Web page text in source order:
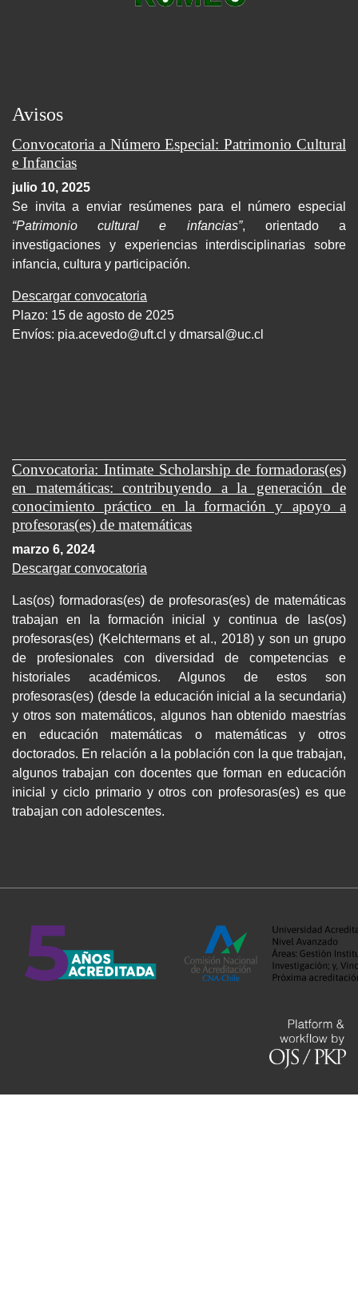
Avisos
Convocatoria a Número Especial: Patrimonio Cultural
e Infancias
julio 10, 2025
Se invita a enviar resúmenes para el número especial
“Patrimonio cultural e infancias”, orientado a
investigaciones y experiencias interdisciplinarias sobre
infancia, cultura y participación.
Descargar convocatoria
Plazo: 15 de agosto de 2025
Envíos: pia.acevedo@uft.cl y dmarsal@uc.cl
Convocatoria: Intimate Scholarship de formadoras(es)
en matemáticas: contribuyendo a la generación de
conocimiento práctico en la formación y apoyo a
profesoras(es) de matemáticas
marzo 6, 2024
Descargar convocatoria
Las(os) formadoras(es) de profesoras(es) de matemáticas
trabajan en la formación inicial y continua de las(os)
profesoras(es) (Kelchtermans et al., 2018) y son un grupo
de profesionales con diversidad de competencias e
historiales académicos. Algunos de estos son
profesoras(es) (desde la educación inicial a la secundaria)
y otros son matemáticos, algunos han obtenido maestrías
en educación matemáticas o matemáticas y otros
doctorados. En relación a la población con la que trabajan,
algunos trabajan con docentes que forman en educación
inicial y ciclo primario y otros con profesoras(es) es que
trabajan con adolescentes.